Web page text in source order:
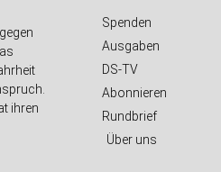
ihren
Spenden
Ausgaben
DS-TV
Abonnieren
Rundbrief
Über uns